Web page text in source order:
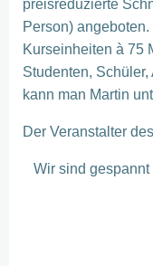
preisreduzierte
Person)
Kurseinheiten à 75
Studenten,
kann man Martin
Der Veranstalter
Wir sind